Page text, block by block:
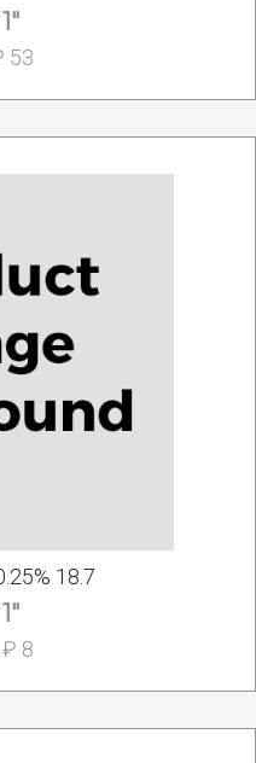
53
18.7
8